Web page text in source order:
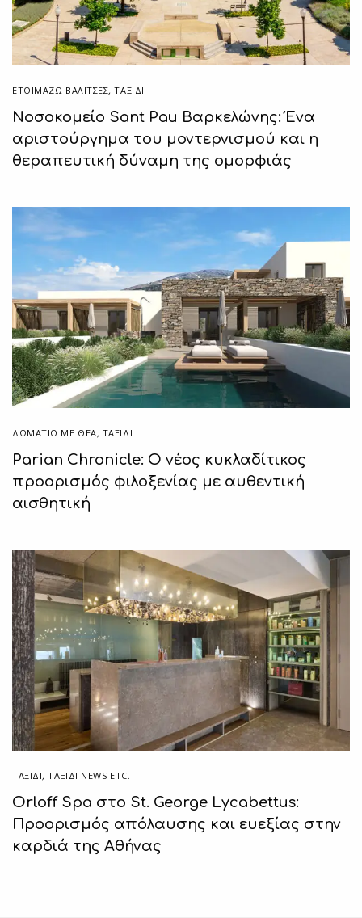
ΕΤΟΙΜΆΖΩ ΒΑΛΊΤΣΕΣ,ΤΑΞΙΔΙ
Νοσοκομείο Sant Pau Βαρκελώνης: Ένα
αριστούργημα του μοντερνισμού και η
θεραπευτική δύναμη της ομορφιάς
ΔΩΜΆΤΙΟ ΜΕ ΘΈΑ, ΤΑΞΙΔΙ
Parian Chronicle: Ο νέος κυκλαδίτικος
προορισμός φιλοξενίας με αυθεντική
αισθητική
ΤΑΞΙΔΙ,ΤΑΞΊΔΙ NEWS ETC.
Orloff Spa στο St. George Lycabettus:
Προορισμός απόλαυσης και ευεξίας στην
καρδιά της Αθήνας